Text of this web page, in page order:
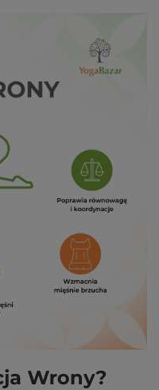
Wrony?